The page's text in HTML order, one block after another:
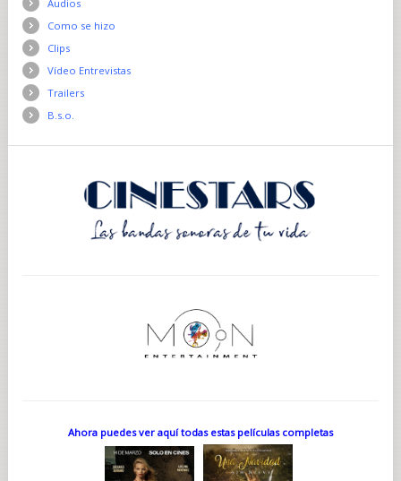
Audios
Como se hizo
Clips
Vídeo Entrevistas
Trailers
B.s.o.
Ahora puedes ver aquí todas estas películas completas